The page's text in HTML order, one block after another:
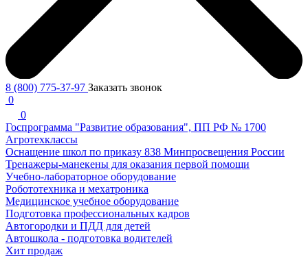
8 (800) 775-37-97 Заказать звонок
0
0
Госпрограмма "Развитие образования", ПП РФ № 1700
Агротехклассы
Оснащение школ по приказу 838 Минпросвещения России
Тренажеры-манекены для оказания первой помощи
Учебно-лабораторное оборудование
Робототехника и мехатроника
Медицинское учебное оборудование
Подготовка профессиональных кадров
Автогородки и ПДД для детей
Автошкола - подготовка водителей
Хит продаж